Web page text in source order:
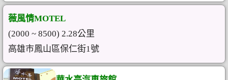
薇風情MOTEL
(2000 ~ 8500) 2.28公里
高雄市鳳山區保仁街1號